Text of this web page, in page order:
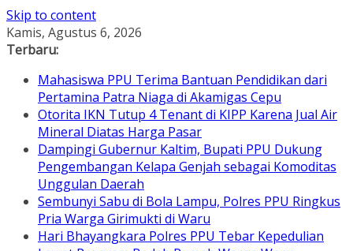
Skip to content
Kamis, Agustus 6, 2026
Terbaru:
Mahasiswa PPU Terima Bantuan Pendidikan dari
Pertamina Patra Niaga di Akamigas Cepu
Otorita IKN Tutup 4 Tenant di KIPP Karena Jual Air
Mineral Diatas Harga Pasar
Dampingi Gubernur Kaltim, Bupati PPU Dukung
Pengembangan Kelapa Genjah sebagai Komoditas
Unggulan Daerah
Sembunyi Sabu di Bola Lampu, Polres PPU Ringkus
Pria Warga Girimukti di Waru
Hari Bhayangkara Polres PPU Tebar Kepedulian